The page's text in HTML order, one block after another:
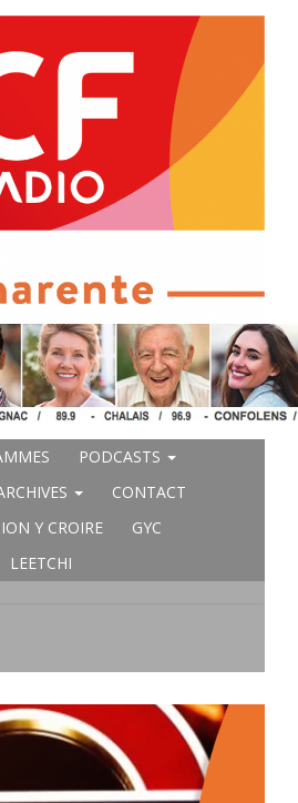
PODCASTS
CONTACT
Y CROIRE
GYC
LEETCHI